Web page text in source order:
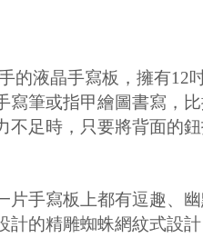
的液晶手寫板，擁有12
筆或指甲繪圖書寫，
足時，只要將背面的
手寫板上都有逗趣、
計的精雕蜘蛛網紋式設